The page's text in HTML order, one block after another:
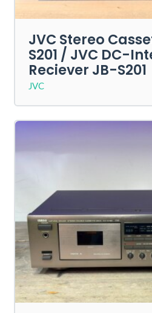
JVC Stereo
S201 / JVC DC-
Reciever JB-S201
JVC